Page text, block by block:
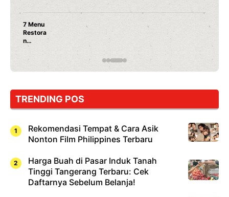
7 Menu
Restora
n
Jepang
yang
Dicoba,
Cuma
Sushi!
TRENDING POS
Rekomendasi Tempat & Cara Asik
Nonton Film Philippines Terbaru
Harga Buah di Pasar Induk Tanah
Tinggi Tangerang Terbaru: Cek
Daftarnya Sebelum Belanja!